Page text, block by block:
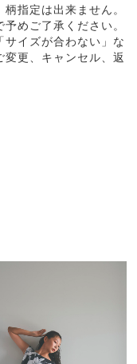
指定は出来ません。
めご了承ください。
イズが合わない」な
更、キャンセル、返